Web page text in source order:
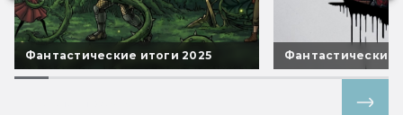
Фантастические итоги 2025 Фантастические